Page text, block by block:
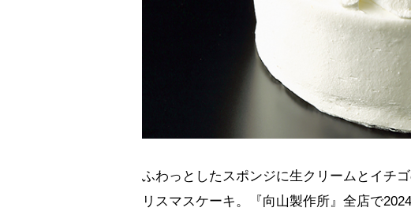
ふわっとしたスポンジに生クリームとイチ
リスマスケーキ。『向山製作所』全店で